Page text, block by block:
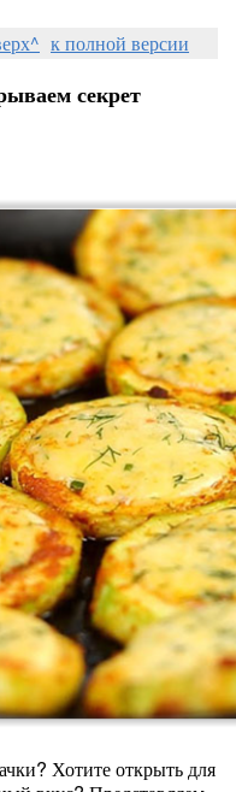
к полной версии
секрет
Хотите открыть для